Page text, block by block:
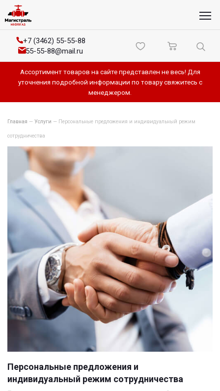
+7 (3462) 55-55-88
55-55-88@mail.ru
Ассортимент товаров на сайте представлен не весь! Для
уточнения подробной информации по товару свяжитесь с
менеджером.
Главная — Услуги — Персональные предложения и индивидуальный режим
сотрудничества
Персональные предложения и
индивидуальный режим сотрудничества